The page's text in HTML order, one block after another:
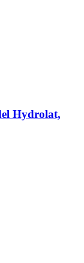
Hydrolat,